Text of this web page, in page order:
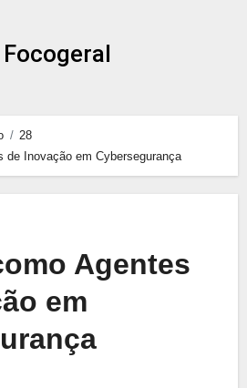
Focogeral
28
de Inovação em Cybersegurança
Agentes
em